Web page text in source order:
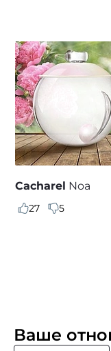
Cacharel Noa
27 5
Ваше